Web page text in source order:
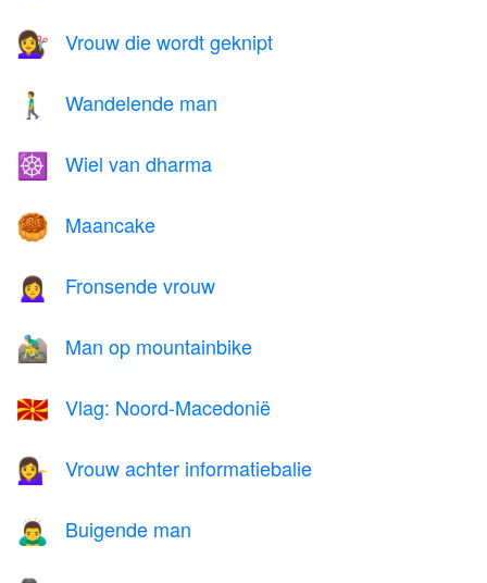
💇‍♀️ Vrouw die wordt geknipt
🚶‍♂️ Wandelende man
☸️ Wiel van dharma
🥮 Maancake
🙍‍♀️ Fronsende vrouw
🚵‍♂️ Man op mountainbike
🇲🇰 Vlag: Noord-Macedonië
💁‍♀️ Vrouw achter informatiebalie
🙇‍♂️ Buigende man